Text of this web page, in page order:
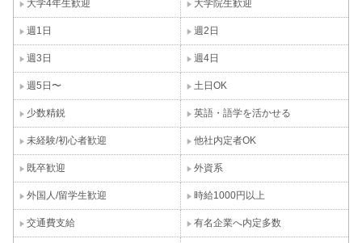
大学4年生歓迎 大学院生歓迎
週1日 週2日
週3日 週4日
週5日〜 土日OK
少数精鋭 英語・語学を活かせる
未経験/初心者歓迎 他社内定者OK
既卒歓迎 外資系
外国人/留学生歓迎 時給1000円以上
交通費支給 有名企業へ内定多数